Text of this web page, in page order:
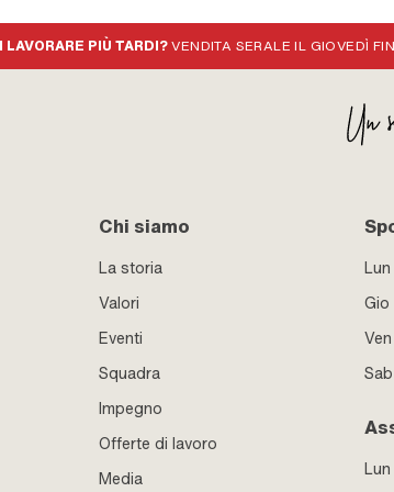
LAVORARE PIÙ TARDI?VENDITA SERALE IL GIOVEDÌ
Chi siamo
La storia
Valori
Eventi
Squadra
Impegno
Offerte di lavoro
Media
Gio
Ven
Lun